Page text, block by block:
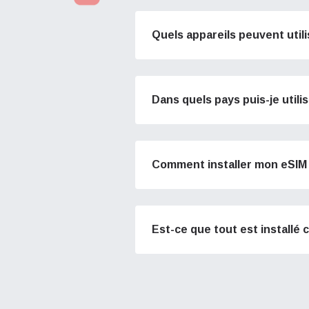
Quels appareils peuvent
Dans quels pays puis-je
Comment installer mon
Est-ce que tout est installé
They
Des
Des